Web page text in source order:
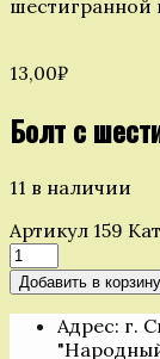
шестигранной
13,00₽
Болт с
11 в наличии
Артикул 159
Количество
товара
Болт
шестигранной
Добавить в корзину
Адрес: г.